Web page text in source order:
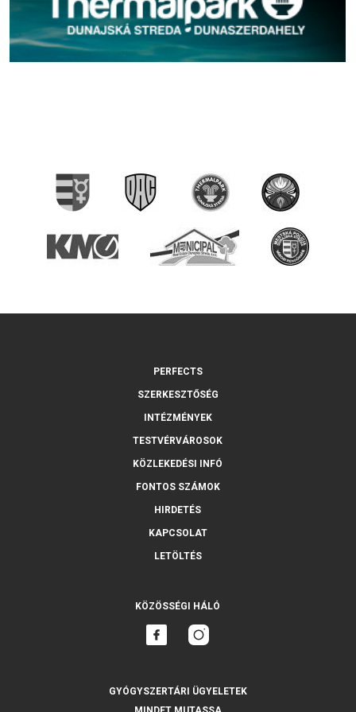
PERFECTS
SZERKESZTŐSÉG
INTÉZMÉNYEK
TESTVÉRVÁROSOK
KÖZLEKEDÉSI INFÓ
FONTOS SZÁMOK
HIRDETÉS
KAPCSOLAT
LETÖLTÉS
KÖZÖSSÉGI HÁLÓ
GYÓGYSZERTÁRI ÜGYELETEK